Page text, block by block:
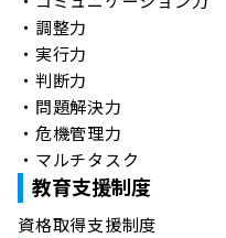
・調整力
・実行力
・判断力
・問題解決力
・危機管理力
・マルチタスク
教育支援制度
資格取得支援制度